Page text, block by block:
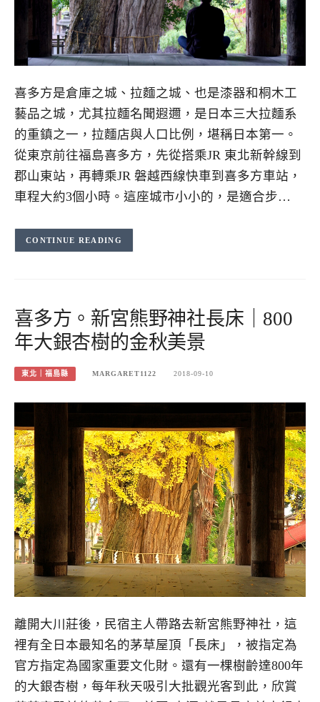
喜多方是倉庫之城、拉麵之城、也是漆器和桐木工
藝品之城，尤其拉麵名聞遐邇，是日本三大拉麵系
的重鎮之一，拉麵店與人口比例，堪稱日本第一。
從東京前往福島喜多方，先從搭乘JR 東北新幹線到
郡山東站，再轉乘JR 磐越西線快車到喜多方車站，
車程大約3個小時。這座城市小小的，是適合步…
CONTINUE READING
喜多方。新宮熊野神社長床｜800
年大銀杏樹的金秋美景
東北｜福島縣 MARGARET1122 2018-09-10
離開大川莊後，民宿主人帶路去新宮熊野神社，這
裡有全日本最知名的茅草屋頂「長床」，被指定為
官方指定為國家重要文化財。還有一棵樹齡達800年
的大銀杏樹，每年秋天吸引大批觀光客到此，欣賞